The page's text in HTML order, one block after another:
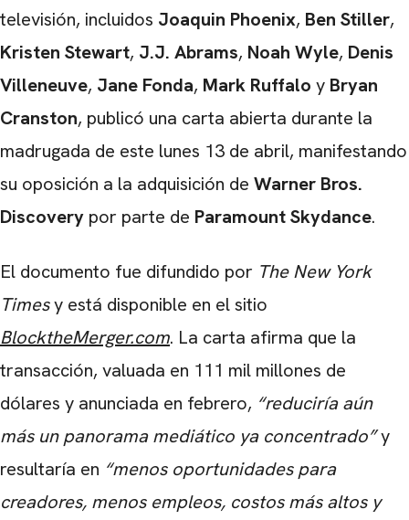
televisión, incluidos Joaquin Phoenix, Ben Stiller,
Kristen Stewart, J.J. Abrams, Noah Wyle, Denis
Villeneuve, Jane Fonda, Mark Ruffalo y Bryan
Cranston, publicó una carta abierta durante la
madrugada de este lunes 13 de abril, manifestando
su oposición a la adquisición de Warner Bros.
Discovery por parte de Paramount Skydance.
El documento fue difundido por The New York
Timesy está disponible en el sitio
BlocktheMerger.com. La carta afirma que la
transacción, valuada en 111 mil millones de
dólares y anunciada en febrero, “reduciría aún
más un panorama mediático ya concentrado”y
resultaría en “menos oportunidades para
creadores, menos empleos, costos más altos y